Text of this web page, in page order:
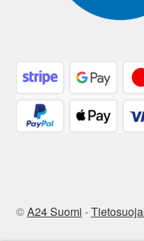
©A24 Suomi -